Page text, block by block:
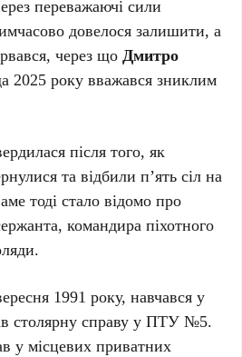
переважаючі сили
довелося залишити, а
через що Дмитро
2025 року вважався зниклим
після того, як
та відбили п’ять сіл на
тоді стало відомо про
командира піхотного
1991 року, навчався у
столярну справу у ПТУ №5.
у місцевих приватних